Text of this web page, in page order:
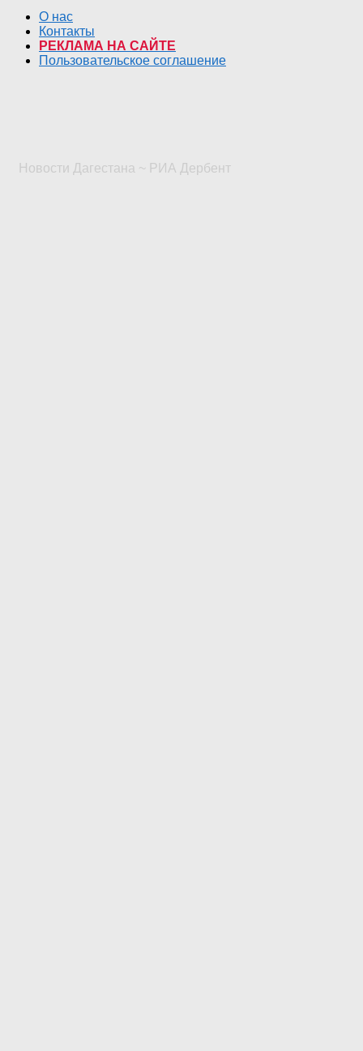
О нас
Контакты
РЕКЛАМА НА САЙТЕ
Пользовательское соглашение
Новости Дагестана ~ РИА Дербент